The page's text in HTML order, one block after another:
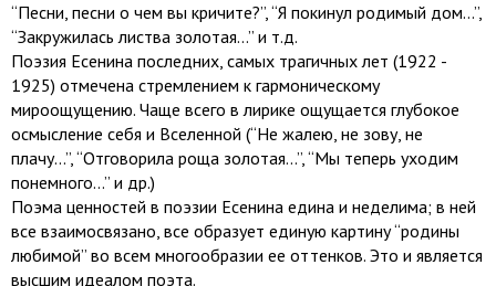
“Песни, песни о чем вы кричите?”, “Я покинул родимый дом...”,
“Закружилась листва золотая...” и т.д.
Поэзия Есенина последних, самых трагичных лет (1922 -
1925) отмечена стремлением к гармоническому
мироощущению. Чаще всего в лирике ощущается глубокое
осмысление себя и Вселенной (“Не жалею, не зову, не
плачу...”, “Отговорила роща золотая...”, “Мы теперь уходим
понемного...” и др.)
Поэма ценностей в поэзии Есенина едина и неделима; в ней
все взаимосвязано, все образует единую картину “родины
любимой” во всем многообразии ее оттенков. Это и является
высшим идеалом поэта.